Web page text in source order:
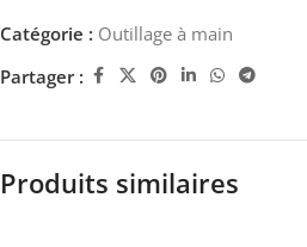
Catégorie : Outillage à main
Partager :
Produits similaires